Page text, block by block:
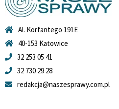
Al. Korfantego 191E
40-153 Katowice
32 253 05 41
32 730 29 28
redakcja@naszesprawy.com.pl